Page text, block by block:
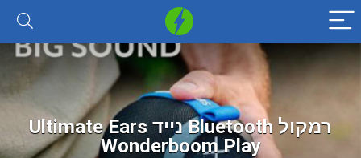
רמקול Bluetooth נייד Ultimate Ears
Wonderboom Play